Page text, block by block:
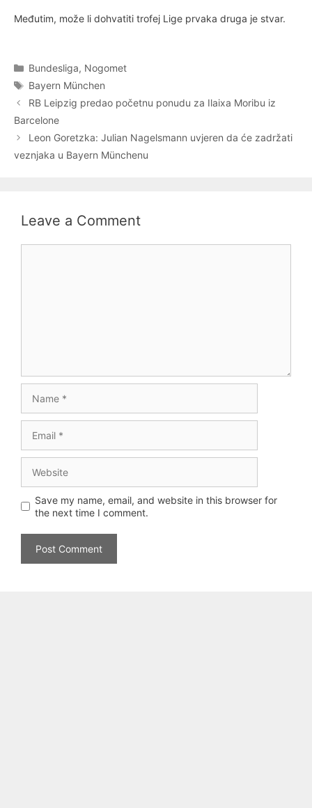
Međutim, može li dohvatiti trofej Lige prvaka druga je stvar.
Categories
Bundesliga, Nogomet
Tags
Bayern München
RB Leipzig predao početnu ponudu za Ilaixa Moribu iz
Barcelone
Leon Goretzka: Julian Nagelsmann uvjeren da će zadržati
veznjaka u Bayern Münchenu
Leave a Comment
Save my name, email, and website in this browser for
the next time I comment.